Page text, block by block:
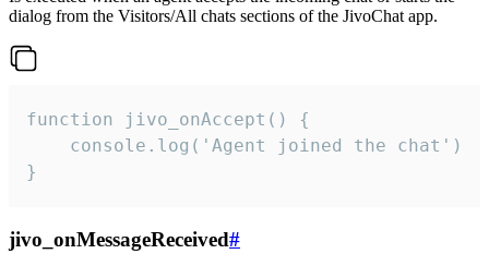
dialog from the Visitors/All chats sections of the JivoChat app.
function jivo_onAccept() {
}
jivo_onMessageReceived#